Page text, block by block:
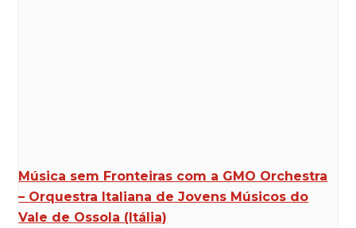
Música sem Fronteiras com a GMO Orchestra
– Orquestra Italiana de Jovens Músicos do
Vale de Ossola (Itália)